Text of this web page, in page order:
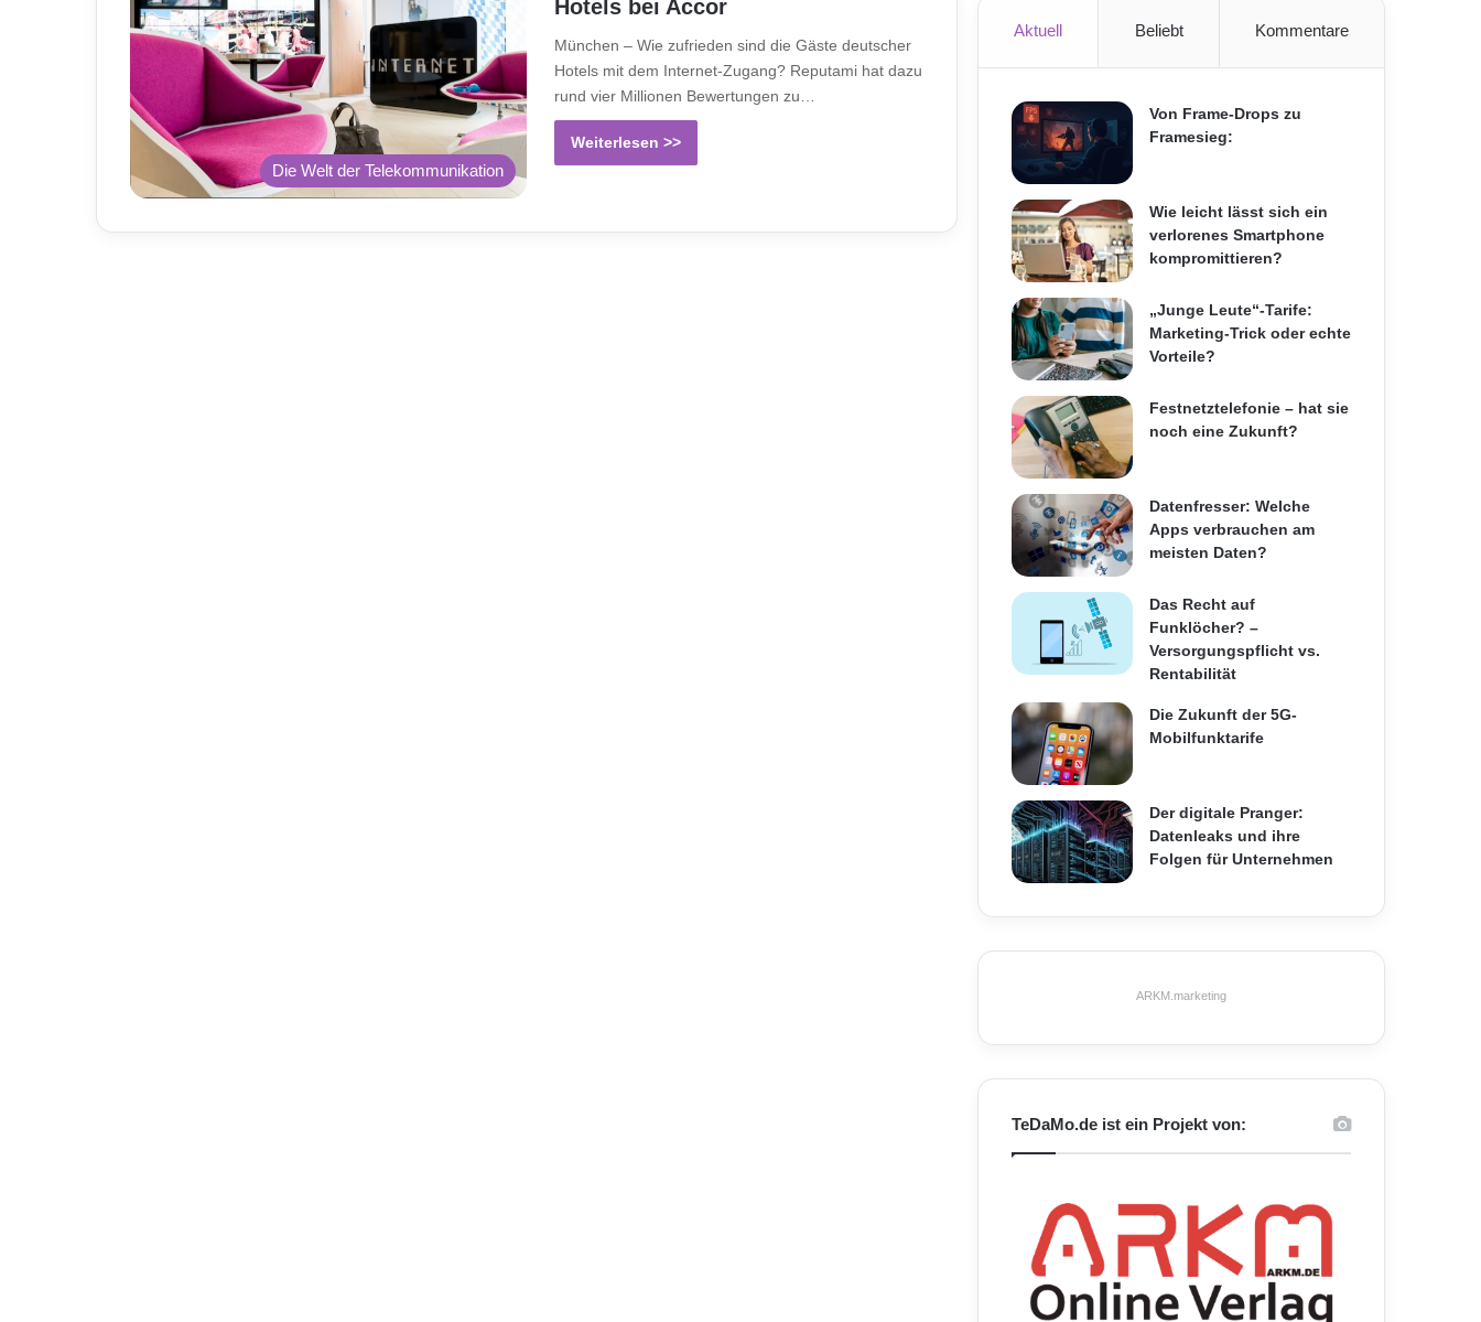
Die Welt der Telekommunikation
Hotels bei Accor
München – Wie zufrieden sind die Gäste deutscher
Hotels mit dem Internet-Zugang? Reputami hat dazu
rund vier Millionen Bewertungen zu…
Weiterlesen >>
Aktuell Beliebt Kommentare
Von Frame-Drops zu
Framesieg:
Wie leicht lässt sich ein
verlorenes Smartphone
kompromittieren?
„Junge Leute“-Tarife:
Marketing-Trick oder echte
Vorteile?
Festnetztelefonie – hat sie
noch eine Zukunft?
Datenfresser: Welche
Apps verbrauchen am
meisten Daten?
Das Recht auf
Funklöcher? –
Versorgungspflicht vs.
Rentabilität
Die Zukunft der 5G-
Mobilfunktarife
Der digitale Pranger:
Datenleaks und ihre
Folgen für Unternehmen
ARKM.marketing
TeDaMo.de ist ein Projekt von: